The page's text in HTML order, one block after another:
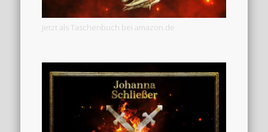
Jetzt als Taschenbuch bei amazon.de